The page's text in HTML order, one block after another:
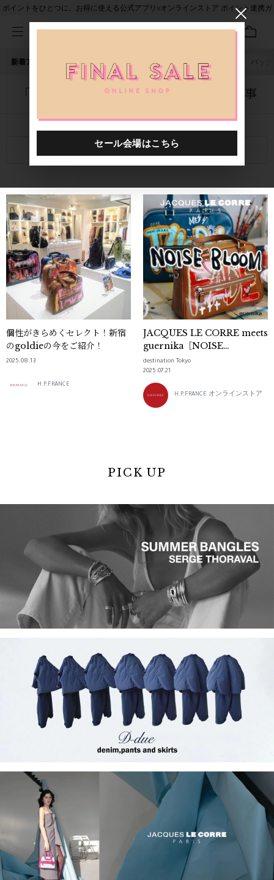
ポイントをひとつに。お得に使える公式アプリ×オンラインストア ポイント連携ガ
新着アイテム 人気ワード セール 40th限定 バッグ
「6000112.2521210.0002」に関する記事
関連キーワード
個性がきらめくセレクト！新宿
のgoldieの今をご紹介！
2025.08.13
H.P.FRANCE
JACQUES LE CORRE meets
guernika［NOISE
BLOOM］Limited Edition
Vol.4
destination Tokyo
2025.07.21
H.P.FRANCE オンラインストア
PICK UP